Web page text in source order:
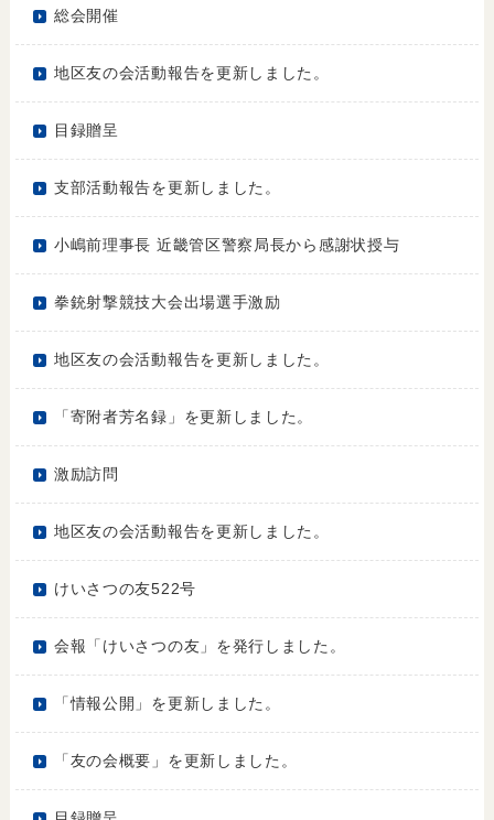
総会開催
地区友の会活動報告を更新しました。
目録贈呈
支部活動報告を更新しました。
小嶋前理事長 近畿管区警察局長から感謝状授与
拳銃射撃競技大会出場選手激励
地区友の会活動報告を更新しました。
「寄附者芳名録」を更新しました。
激励訪問
地区友の会活動報告を更新しました。
けいさつの友522号
会報「けいさつの友」を発行しました。
「情報公開」を更新しました。
「友の会概要」を更新しました。